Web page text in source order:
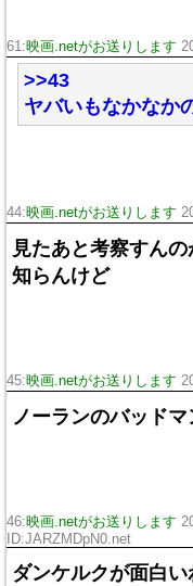
61:映画.netがお送りします
>>43
ヤバいもなかなか
44:映画.netがお送りします
見たあと考察すん
知らんけど
45:映画.netがお送りします
ノーランのバッドマ
46:映画.netがお送りします
ID:JARZMDpN0.net
ダンケルクが面白